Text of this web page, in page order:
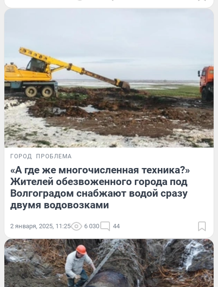
ГОРОД ПРОБЛЕМА
«А где же многочисленная техника?»
Жителей обезвоженного города под
Волгоградом снабжают водой сразу
двумя водовозками
2 января, 2025, 11:25 6 030 44